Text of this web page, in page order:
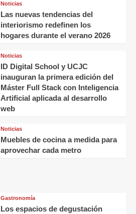
Noticias
Las nuevas tendencias del
interiorismo redefinen los
hogares durante el verano 2026
Noticias
ID Digital School y UCJC
inauguran la primera edición del
Máster Full Stack con Inteligencia
Artificial aplicada al desarrollo
web
Noticias
Muebles de cocina a medida para
aprovechar cada metro
Gastronomía
Los espacios de degustación